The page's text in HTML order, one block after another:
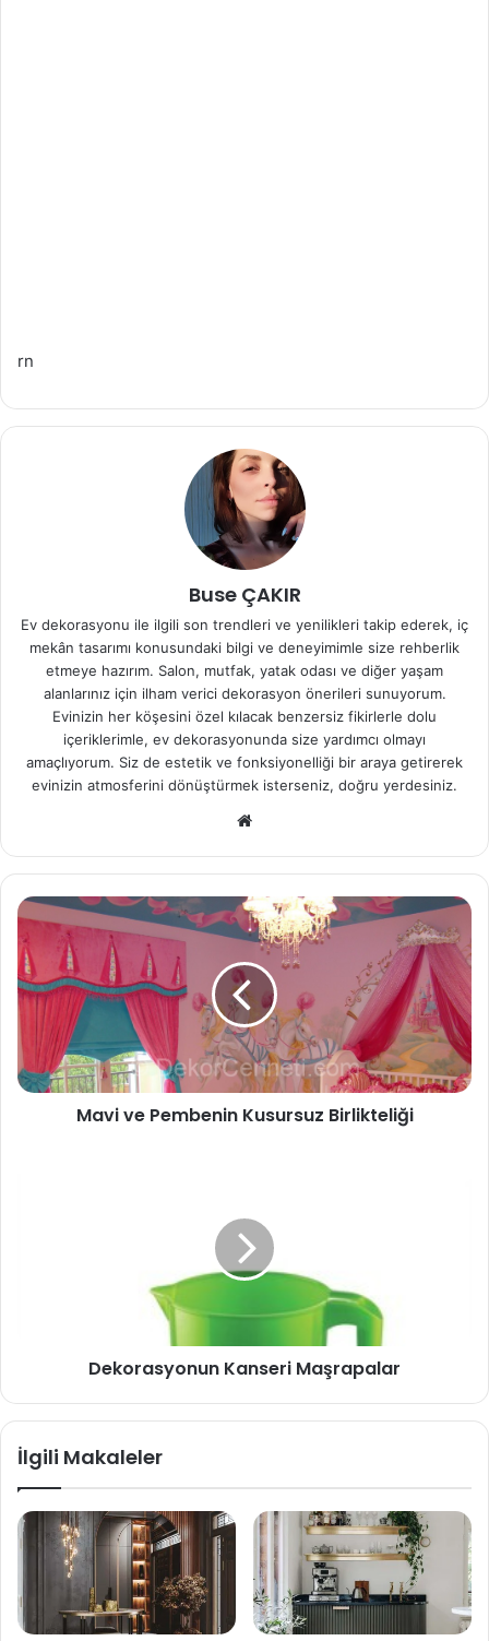
rn
Buse ÇAKIR
Ev dekorasyonu ile ilgili son trendleri ve yenilikleri takip ederek, iç
mekân tasarımı konusundaki bilgi ve deneyimimle size rehberlik
etmeye hazırım. Salon, mutfak, yatak odası ve diğer yaşam
alanlarınız için ilham verici dekorasyon önerileri sunuyorum.
Evinizin her köşesini özel kılacak benzersiz fikirlerle dolu
içeriklerimle, ev dekorasyonunda size yardımcı olmayı
amaçlıyorum. Siz de estetik ve fonksiyonelliği bir araya getirerek
evinizin atmosferini dönüştürmek isterseniz, doğru yerdesiniz.
sit
esi
Mavi ve Pembenin Kusursuz Birlikteliği
Dekorasyonun Kanseri Maşrapalar
İlgili Makaleler